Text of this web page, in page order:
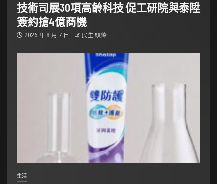
技術司展30項高齡科技 促工研院與泰陞
簽約搶4億商機
2026 年 8 月 7 日 民生 頭條
生活